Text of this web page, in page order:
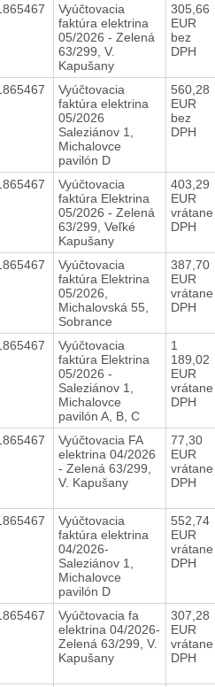
Vyúčtovacia
faktúra elektrina
05/2026 - Zelená
63/299, V.
Kapušany
305,66
EUR
bez
DPH
Vyúčtovacia
faktúra elektrina
05/2026
Saleziánov 1,
Michalovce
pavilón D
560,28
EUR
bez
DPH
Vyúčtovacia
faktúra Elektrina
05/2026 - Zelená
63/299, Veľké
Kapušany
403,29
EUR
vrátane
DPH
Vyúčtovacia
faktúra Elektrina
05/2026,
Michalovská 55,
Sobrance
387,70
EUR
vrátane
DPH
Vyúčtovacia
faktúra Elektrina
05/2026 -
Saleziánov 1,
Michalovce
pavilón A, B, C
1
189,02
EUR
vrátane
DPH
Vyúčtovacia FA
elektrina 04/2026
- Zelená 63/299,
V. Kapušany
77,30
EUR
vrátane
DPH
Vyúčtovacia
faktúra elektrina
04/2026-
Saleziánov 1,
Michalovce
pavilón D
552,74
EUR
vrátane
DPH
Vyúčtovacia fa
elektrina 04/2026-
Zelená 63/299, V.
Kapušany
307,28
EUR
vrátane
DPH